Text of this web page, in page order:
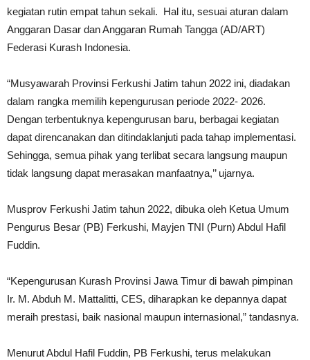
kegiatan rutin empat tahun sekali. Hal itu, sesuai aturan dalam
Anggaran Dasar dan Anggaran Rumah Tangga (AD/ART)
Federasi Kurash Indonesia.
“Musyawarah Provinsi Ferkushi Jatim tahun 2022 ini, diadakan
dalam rangka memilih kepengurusan periode 2022- 2026.
Dengan terbentuknya kepengurusan baru, berbagai kegiatan
dapat direncanakan dan ditindaklanjuti pada tahap implementasi.
Sehingga, semua pihak yang terlibat secara langsung maupun
tidak langsung dapat merasakan manfaatnya,’’ ujarnya.
Musprov Ferkushi Jatim tahun 2022, dibuka oleh Ketua Umum
Pengurus Besar (PB) Ferkushi, Mayjen TNI (Purn) Abdul Hafil
Fuddin.
“Kepengurusan Kurash Provinsi Jawa Timur di bawah pimpinan
Ir. M. Abduh M. Mattalitti, CES, diharapkan ke depannya dapat
meraih prestasi, baik nasional maupun internasional,” tandasnya.
Menurut Abdul Hafil Fuddin, PB Ferkushi, terus melakukan